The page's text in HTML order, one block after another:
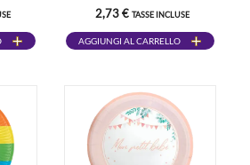
2,73 € TASSE INCLUSE
AGGIUNGI AL CARRELLO